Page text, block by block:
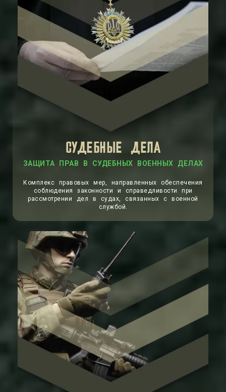
СУДЕБНЫЕ ДЕЛА
ЗАЩИТА ПРАВ В СУДЕБНЫХ ВОЕННЫХ ДЕЛАХ
Комплекс правовых мер, направленных обеспечения
соблюдения законности и справедливости при
рассмотрении дел в судах, связанных с военной
службой.